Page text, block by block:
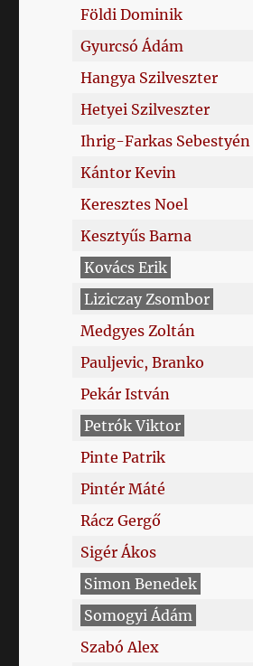
Földi Dominik
Gyurcsó Ádám
Hangya Szilveszter
Hetyei Szilveszter
Ihrig-Farkas Sebestyén
Kántor Kevin
Keresztes Noel
Kesztyűs Barna
Kovács Erik
Liziczay Zsombor
Medgyes Zoltán
Pauljevic, Branko
Pekár István
Petrók Viktor
Pinte Patrik
Pintér Máté
Rácz Gergő
Sigér Ákos
Simon Benedek
Somogyi Ádám
Szabó Alex